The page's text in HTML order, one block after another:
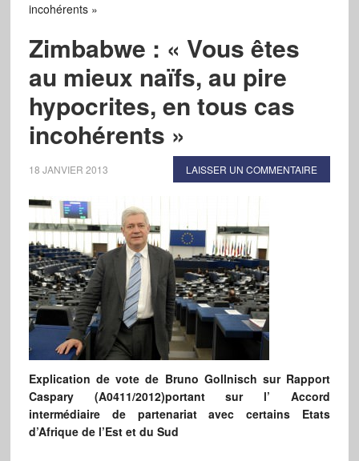
incohérents »
Zimbabwe : « Vous êtes
au mieux naïfs, au pire
hypocrites, en tous cas
incohérents »
18 JANVIER 2013 LAISSER UN COMMENTAIRE
Explication de vote de Bruno Gollnisch sur Rapport
Caspary (A0411/2012)portant sur l’ Accord
intermédiaire de partenariat avec certains Etats
d’Afrique de l’Est et du Sud